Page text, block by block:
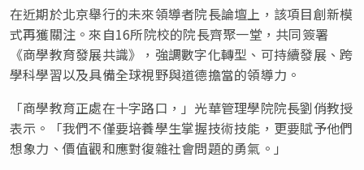
在近期於北京舉行的未來領導者院長論壇上，該項目創新模
式再獲關注。來自16所院校的院長齊聚一堂，共同簽署
《商學教育發展共識》，強調數字化轉型、可持續發展、跨
學科學習以及具備全球視野與道德擔當的領導力。
「商學教育正處在十字路口，」光華管理學院院長劉俏教授
表示。「我們不僅要培養學生掌握技術技能，更要賦予他們
想象力、價值觀和應對復雜社會問題的勇氣。」